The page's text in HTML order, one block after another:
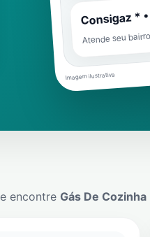
Consigaz *
Atende seu
Imagem ilustrativa
encontre Gás De Cozinha